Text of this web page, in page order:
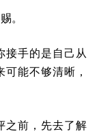
。
接手的是自己从
能不够清晰，
之前，先去了解